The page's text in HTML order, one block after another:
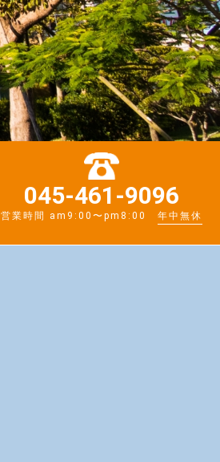
045-461-9096
営業時間 am9:00〜pm8:00年中無休